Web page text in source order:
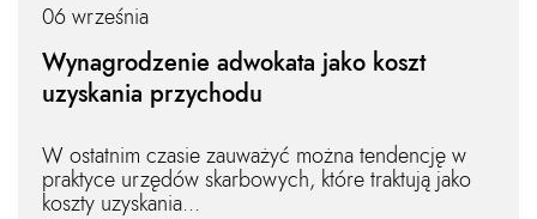
06 września
Wynagrodzenie adwokata jako koszt
uzyskania przychodu
W ostatnim czasie zauważyć można tendencję w
praktyce urzędów skarbowych, które traktują jako
koszty uzyskania...